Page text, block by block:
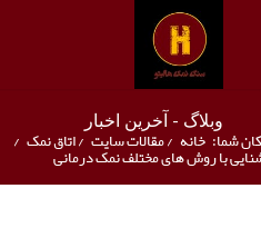
وبلاگ - آخرین اخبار
شما: خانه /مقالات سایت /اتاق نمک /
با روش های مختلف نمک درمانی